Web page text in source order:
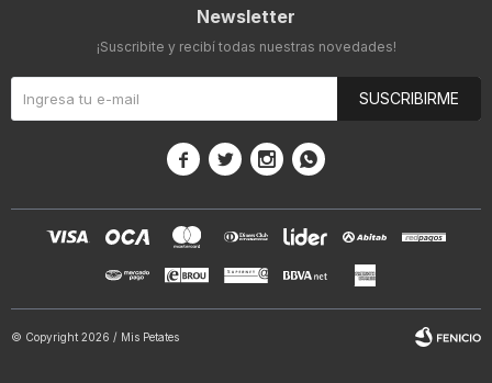
Newsletter
¡Suscribite y recibí todas nuestras novedades!
SUSCRIBIRME
   
© Copyright 2026 / Mis Petates